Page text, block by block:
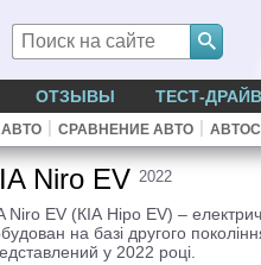
ОТЗЫВЫ ТЕСТ-
| СРАВНЕНИЕ АВТО |
Niro EV 2022
Niro EV (КІА Ніро EV) –
на базі другого
у 2022 році.